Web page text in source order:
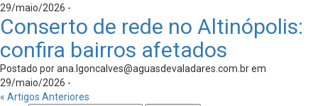
29/maio/2026 -
Conserto de rede no Altinópolis:
confira bairros afetados
Postado porana.lgoncalves@aguasdevaladares.com.brem
29/maio/2026 -
« Artigos Anteriores